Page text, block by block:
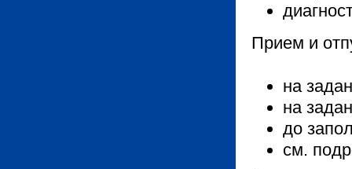
Прием и
на
на
до
см.